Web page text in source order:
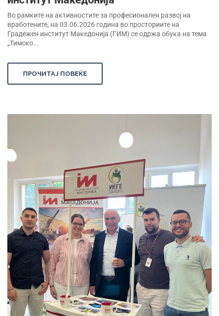
Во рамките на активностите за професионален развој на
вработените, на 03.06.2026 година во просториите на
Градежен институт Македонија (ГИМ) се одржа обука на тема
„Тимско...
ПРОЧИТАЈ ПОВЕЌЕ